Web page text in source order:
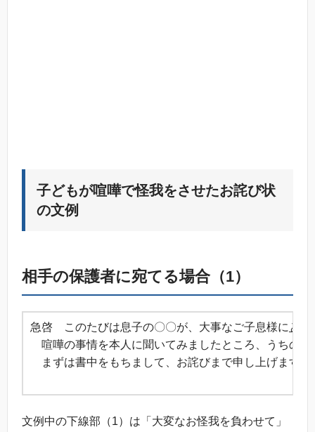
子どもが喧嘩で怪我をさせたお詫び状
の文例
相手の保護者に宛てる場合（1）
急啓 このたびは息子の〇〇が、大事なご子息様にとん
喧嘩の事情を本人に聞いてみましたところ、うちの
まずは書中をもちまして、お詫びまで申し上げます。
文例中の下線部（1）は「大変なお怪我を負わせて」